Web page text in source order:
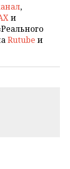
,
и
Rutube и